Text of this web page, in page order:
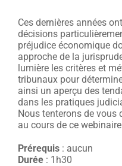
Ces dernières années
décisions
préjudice économique
approche de la
lumière les critères et
tribunaux pour
ainsi un aperçu des
dans les pratiques
Nous tenterons de vous
au cours de ce
Prérequis : aucun
Durée : 1h30